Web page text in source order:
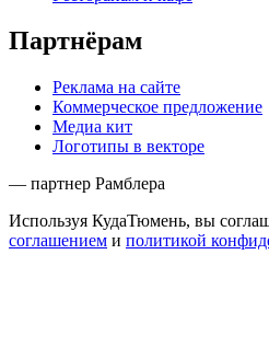
Партнёрам
Реклама на сайте
Коммерческое предложение
Медиа кит
Логотипы в векторе
— партнер Рамблера
Используя КудаТюмень, вы
соглашением и политикой